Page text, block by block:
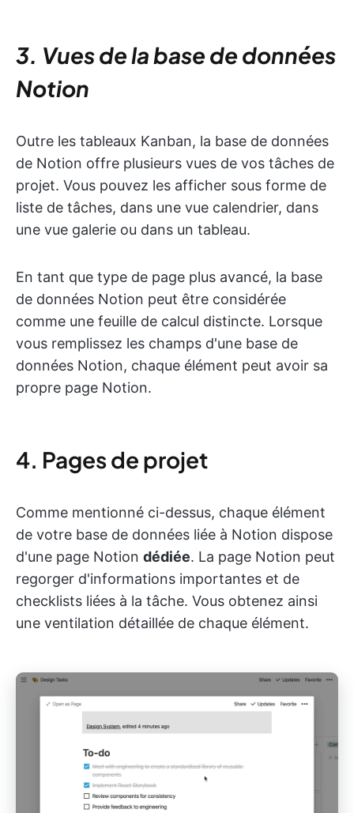
3. Vues de la base de données
Notion
Outre les tableaux Kanban, la base de données
de Notion offre plusieurs vues de vos tâches de
projet. Vous pouvez les afficher sous forme de
liste de tâches, dans une vue calendrier, dans
une vue galerie ou dans un tableau.
En tant que type de page plus avancé, la base
de données Notion peut être considérée
comme une feuille de calcul distincte. Lorsque
vous remplissez les champs d'une base de
données Notion, chaque élément peut avoir sa
propre page Notion.
4. Pages de projet
Comme mentionné ci-dessus, chaque élément
de votre base de données liée à Notion dispose
d'une page Notion dédiée. La page Notion peut
regorger d'informations importantes et de
checklists liées à la tâche. Vous obtenez ainsi
une ventilation détaillée de chaque élément.